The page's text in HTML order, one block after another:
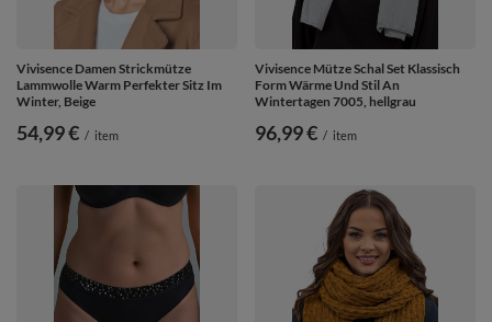
Vivisence Damen Strickmütze
Lammwolle Warm Perfekter Sitz Im
Winter, Beige
54,99 € / item
Vivisence Mütze Schal Set Klassisch
Form Wärme Und Stil An
Wintertagen 7005, hellgrau
96,99 € / item